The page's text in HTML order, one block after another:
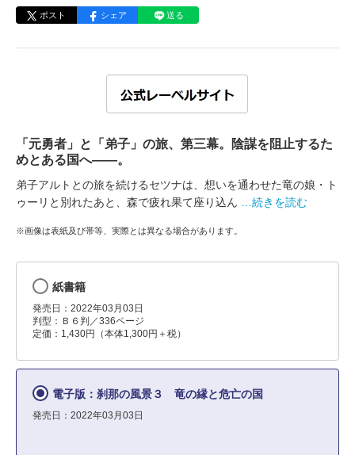
ポスト シェア 送る
「元勇者」と「弟子」の旅、第三幕。陰謀を阻止するた
めとある国へ――。
弟子アルトとの旅を続けるセツナは、想いを通わせた竜の娘・ト
ゥーリと別れたあと、森で疲れ果て座り込ん
…続きを読む
※画像は表紙及び帯等、実際とは異なる場合があります。
紙書籍
発売日：2022年03月03日
判型：Ｂ６判／336ページ
定価：1,430円（本体1,300円＋税）
電子版：刹那の風景３ 竜の縁と危亡の国
発売日：2022年03月03日